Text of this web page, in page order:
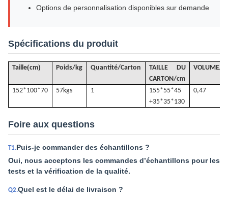
Options de personnalisation disponibles sur demande
Spécifications du produit
Taille(cm) Poids/kg Quantité/Carton
TAILLE DU
CARTON/cm
VOLUME/
152*100*70 57kgs 1
155*55*45
+35*35*130
0,47
Foire aux questions
T1.Puis-je commander des échantillons ?
Oui, nous acceptons les commandes d’échantillons pour les
tests et la vérification de la qualité.
Q2.Quel est le délai de livraison ?